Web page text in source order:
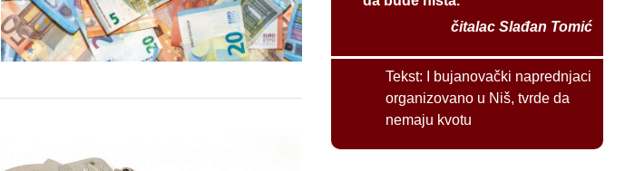
čitalac Slađan Tomić
Tekst:
I bujanovački naprednjaci
organizovano u Niš, tvrde da
nemaju kvotu